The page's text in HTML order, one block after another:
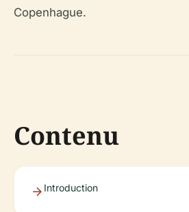
Copenhague.
Contenu
Introduction